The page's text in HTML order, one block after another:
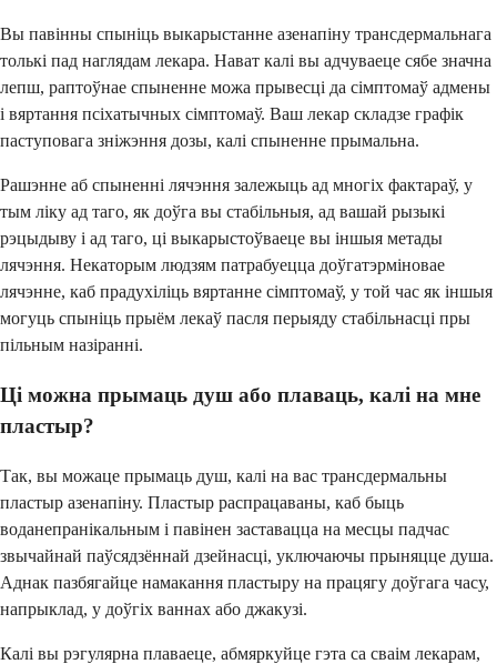
Вы павінны спыніць выкарыстанне азенапіну трансдермальнага
толькі пад наглядам лекара. Нават калі вы адчуваеце сябе значна
лепш, раптоўнае спыненне можа прывесці да сімптомаў адмены
і вяртання псіхатычных сімптомаў. Ваш лекар складзе графік
паступовага зніжэння дозы, калі спыненне прымальна.
Рашэнне аб спыненні лячэння залежыць ад многіх фактараў, у
тым ліку ад таго, як доўга вы стабільныя, ад вашай рызыкі
рэцыдыву і ад таго, ці выкарыстоўваеце вы іншыя метады
лячэння. Некаторым людзям патрабуецца доўгатэрміновае
лячэнне, каб прадухіліць вяртанне сімптомаў, у той час як іншыя
могуць спыніць прыём лекаў пасля перыяду стабільнасці пры
пільным назіранні.
Ці можна прымаць душ або плаваць, калі на мне
пластыр?
Так, вы можаце прымаць душ, калі на вас трансдермальны
пластыр азенапіну. Пластыр распрацаваны, каб быць
воданепранікальным і павінен заставацца на месцы падчас
звычайнай паўсядзённай дзейнасці, уключаючы прыняцце душа.
Аднак пазбягайце намакання пластыру на працягу доўгага часу,
напрыклад, у доўгіх ваннах або джакузі.
Калі вы рэгулярна плаваеце, абмяркуйце гэта са сваім лекарам,